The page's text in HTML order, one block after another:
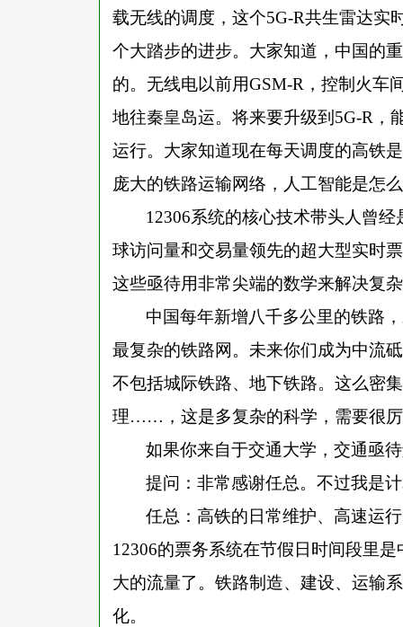
载无线的调度，这个5G-R共生雷达实
个大踏步的进步。大家知道，中国的
的。无线电以前用GSM-R，控制火车
地往秦皇岛运。将来要升级到5G-R，
运行。大家知道现在每天调度的高铁
庞大的铁路运输网络，人工智能是怎
12306系统的核心技术带头人曾
球访问量和交易量领先的超大型实时
这些亟待用非常尖端的数学来解决复
中国每年新增八千多公里的铁路
最复杂的铁路网。未来你们成为中流
不包括城际铁路、地下铁路。这么密
理……，这是多复杂的科学，需要很
如果你来自于交通大学，交通亟
提问：非常感谢任总。不过我是
任总：高铁的日常维护、高速运
12306的票务系统在节假日时间段里
大的流量了。铁路制造、建设、运输
化。